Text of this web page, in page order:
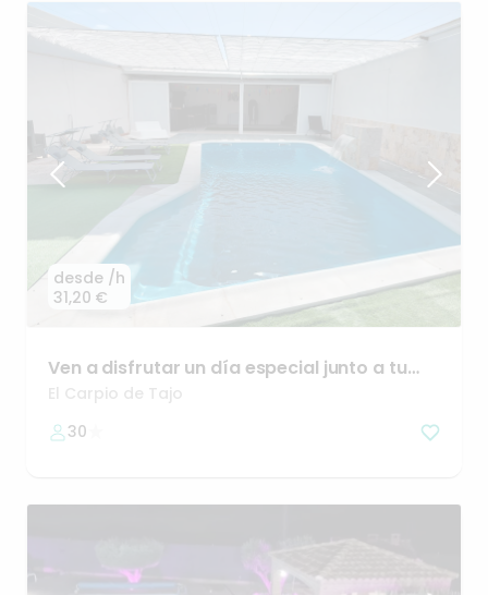
desde
31,20 €
/h
Ven a disfrutar un día especial junto a tu
familia
amigos
El Carpio de Tajo
30